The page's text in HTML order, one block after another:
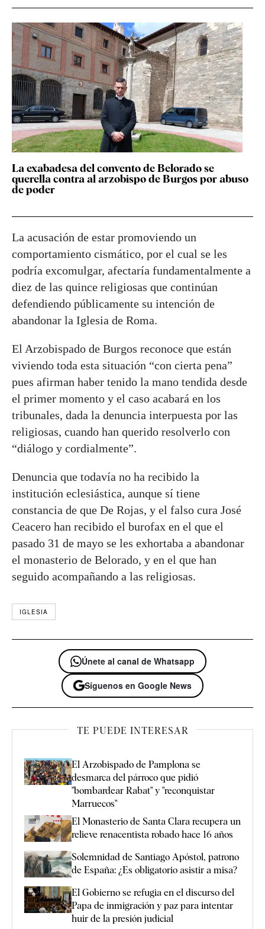
La exabadesa del convento de Belorado se
querella contra al arzobispo de Burgos por abuso
de poder
La acusación de estar promoviendo un
comportamiento cismático, por el cual se les
podría excomulgar, afectaría fundamentalmente a
diez de las quince religiosas que continúan
defendiendo públicamente su intención de
abandonar la Iglesia de Roma.
El Arzobispado de Burgos reconoce que están
viviendo toda esta situación “con cierta pena”
pues afirman haber tenido la mano tendida desde
el primer momento y el caso acabará en los
tribunales, dada la denuncia interpuesta por las
religiosas, cuando han querido resolverlo con
“diálogo y cordialmente”.
Denuncia que todavía no ha recibido la
institución eclesiástica, aunque sí tiene
constancia de que De Rojas, y el falso cura José
Ceacero han recibido el burofax en el que el
pasado 31 de mayo se les exhortaba a abandonar
el monasterio de Belorado, y en el que han
seguido acompañando a las religiosas.
IGLESIA
Únete al canal de Whatsapp
Síguenos en Google News
TE PUEDE INTERESAR
El Arzobispado de Pamplona se
desmarca del párroco que pidió
"bombardear Rabat" y "reconquistar
Marruecos"
El Monasterio de Santa Clara recupera un
relieve renacentista robado hace 16 años
Solemnidad de Santiago Apóstol, patrono
de España: ¿Es obligatorio asistir a misa?
El Gobierno se refugia en el discurso del
Papa de inmigración y paz para intentar
huir de la presión judicial